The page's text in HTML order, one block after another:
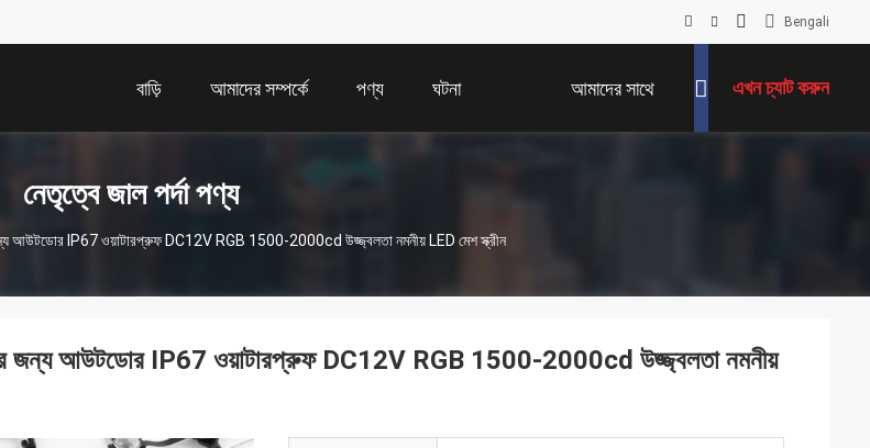
Bengali
বাড়ি আমাদের সম্পর্কে পণ্য ঘটনা আমাদের সাথে এখন চ্যাট করুন
নেতৃত্বে জাল পর্দা পণ্য
আউটডোর IP67 ওয়াটারপ্রুফ DC12V RGB 1500-2000cd উজ্জ্বলতা নমনীয় LED মেশ স্ক্রীন
জন্য আউটডোর IP67 ওয়াটারপ্রুফ DC12V RGB 1500-2000cd উজ্জ্বলতা নমনীয়